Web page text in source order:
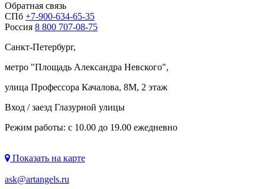
Обратная связь
СПб +7-900-634-65-35
Россия 8 800 707-08-75
Санкт-Петербург,
метро "Площадь Александра Невского",
улица Профессора Качалова, 8М, 2 этаж
Вход / заезд Глазурной улицы
Режим работы: с 10.00 до 19.00 ежедневно
Показать на карте
ask@artangels.ru